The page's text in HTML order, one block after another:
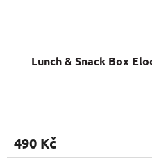
Lunch & Snack Box
490 Kč